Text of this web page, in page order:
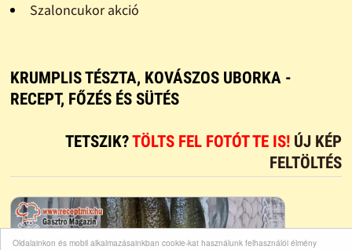
Oldalainkon és mobil alkalmazásainkban cookie-kat használunk felhasználói élmény
Szaloncukor akció
KRUMPLIS TÉSZTA, KOVÁSZOS UBORKA -
RECEPT, FŐZÉS ÉS SÜTÉS
TETSZIK?TÖLTS FEL FOTÓT TE IS! ÚJ KÉP
FELTÖLTÉS